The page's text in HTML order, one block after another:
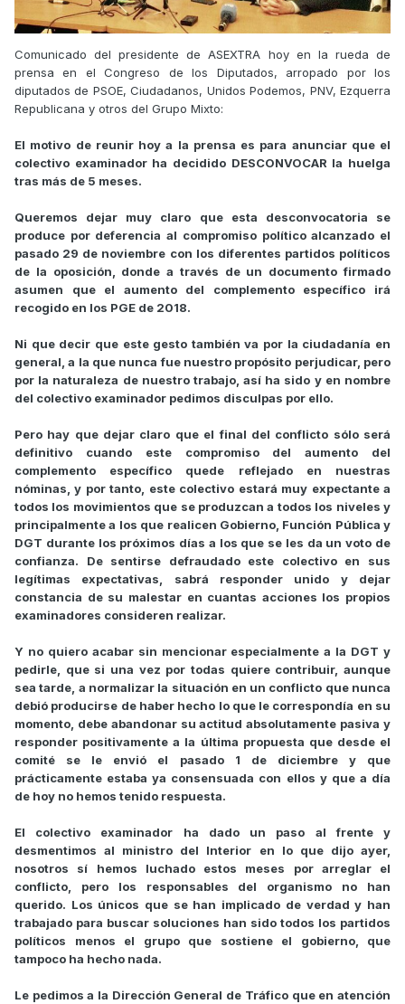
Comunicado del presidente de ASEXTRA hoy en la rueda de
prensa en el Congreso de los Diputados, arropado por los
diputados de PSOE, Ciudadanos, Unidos Podemos, PNV, Ezquerra
Republicana y otros del Grupo Mixto:
El motivo de reunir hoy a la prensa es para anunciar que el
colectivo examinador ha decidido DESCONVOCAR la huelga
tras más de 5 meses.
Queremos dejar muy claro que esta desconvocatoria se
produce por deferencia al compromiso político alcanzado el
pasado 29 de noviembre con los diferentes partidos políticos
de la oposición, donde a través de un documento firmado
asumen que el aumento del complemento específico irá
recogido en los PGE de 2018.
Ni que decir que este gesto también va por la ciudadanía en
general, a la que nunca fue nuestro propósito perjudicar, pero
por la naturaleza de nuestro trabajo, así ha sido y en nombre
del colectivo examinador pedimos disculpas por ello.
Pero hay que dejar claro que el final del conflicto sólo será
definitivo cuando este compromiso del aumento del
complemento específico quede reflejado en nuestras
nóminas, y por tanto, este colectivo estará muy expectante a
todos los movimientos que se produzcan a todos los niveles y
principalmente a los que realicen Gobierno, Función Pública y
DGT durante los próximos días a los que se les da un voto de
confianza. De sentirse defraudado este colectivo en sus
legítimas expectativas, sabrá responder unido y dejar
constancia de su malestar en cuantas acciones los propios
examinadores consideren realizar.
Y no quiero acabar sin mencionar especialmente a la DGT y
pedirle, que si una vez por todas quiere contribuir, aunque
sea tarde, a normalizar la situación en un conflicto que nunca
debió producirse de haber hecho lo que le correspondía en su
momento, debe abandonar su actitud absolutamente pasiva y
responder positivamente a la última propuesta que desde el
comité se le envió el pasado 1 de diciembre y que
prácticamente estaba ya consensuada con ellos y que a día
de hoy no hemos tenido respuesta.
El colectivo examinador ha dado un paso al frente y
desmentimos al ministro del Interior en lo que dijo ayer,
nosotros sí hemos luchado estos meses por arreglar el
conflicto, pero los responsables del organismo no han
querido. Los únicos que se han implicado de verdad y han
trabajado para buscar soluciones han sido todos los partidos
políticos menos el grupo que sostiene el gobierno, que
tampoco ha hecho nada.
Le pedimos a la Dirección General de Tráfico que en atención